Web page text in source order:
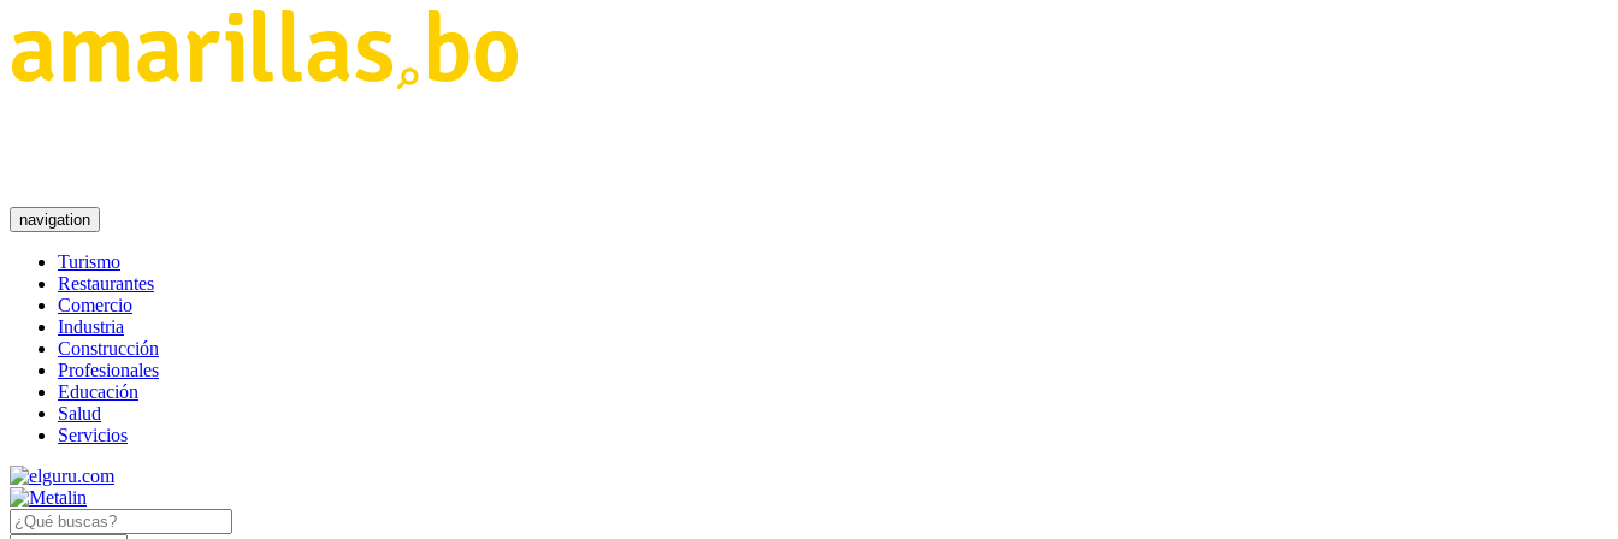
navigation
Turismo
Restaurantes
Comercio
Industria
Construcción
Profesionales
Educación
Salud
Servicios